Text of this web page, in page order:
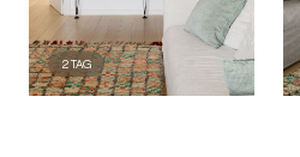
2TAG